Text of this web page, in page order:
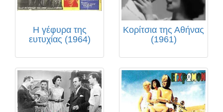
Η γέφυρα της
ευτυχίας (1964)
Κορίτσια της Αθήνας
(1961)